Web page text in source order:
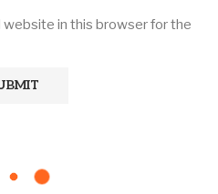
website in this browser for the